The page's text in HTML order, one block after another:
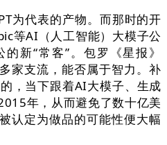
代表的产物。而那时的开
等AI（人工智能）大模子公
新“常客”。包罗《星报》
家支流，能否属于智力。补
，当下跟着AI大模子、生成
年，从而避免了数十亿美
认定为做品的可能性便大幅